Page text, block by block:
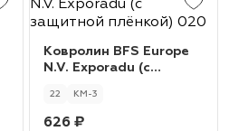
Ковролин BFS Europe
N.V. Exporadu (с
020
22 КМ-3
626 ₽